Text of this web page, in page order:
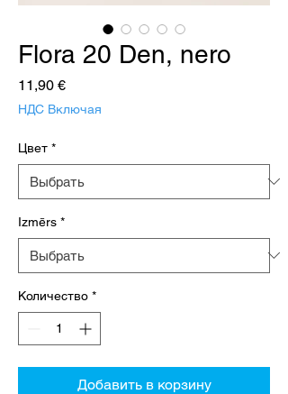
Flora 20 Den, nero
11,90 €Цена
НДС Включая
Цвет *
Izmērs *
Количество *
Добавить в корзину